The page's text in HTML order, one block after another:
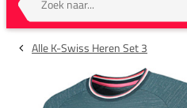
Alle K-Swiss Heren Set 3